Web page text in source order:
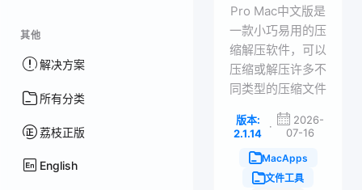
其他
解决方案
所有分类
荔枝正版
English
Pro Mac中文版是
一款小巧易用的压
缩解压软件，可以
压缩或解压许多不
同类型的压缩文件
版本:
2.1.14
·
2026-
07-16
MacApps
文件工具